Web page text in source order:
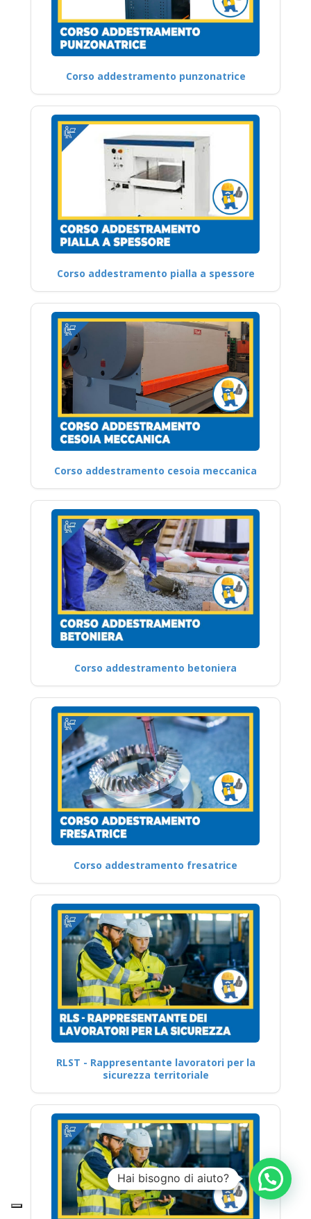
Corso addestramento punzonatrice
Corso addestramento pialla a spessore
Corso addestramento cesoia meccanica
Corso addestramento betoniera
Corso addestramento fresatrice
RLST - Rappresentante lavoratori per la
sicurezza territoriale
Hai bisogno di aiuto?